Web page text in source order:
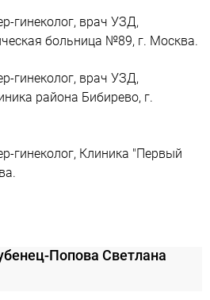
гинеколог, врач УЗД,
больница №89, г. Москва.
гинеколог, врач УЗД,
района Бибирево, г.
гинеколог, Клиника "Первый
Попова Светлана